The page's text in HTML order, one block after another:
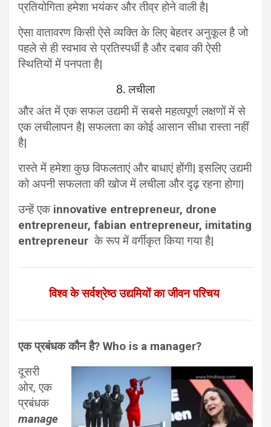
प्रतियोगिता हमेशा भयंकर और तीव्र होने वाली है|
ऐसा वातावरण किसी ऐसे व्यक्ति के लिए बेहतर अनुकूल है जो
पहले से ही स्वभाव से प्रतिस्पर्धी है और दबाव की ऐसी
स्थितियों में पनपता है|
8. लचीला
और अंत में एक सफल उद्यमी में सबसे महत्वपूर्ण लक्षणों में से
एक लचीलापन है| सफलता का कोई आसान सीधा रास्ता नहीं
है|
रास्ते में हमेशा कुछ विफलताएं और बाधाएं होंगी| इसलिए उद्यमी
को अपनी सफलता की खोज में लचीला और दृढ़ रहना होगा|
उन्हें एक innovative entrepreneur, drone
entrepreneur, fabian entrepreneur, imitating
entrepreneur के रूप में वर्गीकृत किया गया है|
विश्व के सर्वश्रेष्ठ उद्यमियों का जीवन परिचय
एक प्रबंधक कौन है? Who is a manager?
दूसरी
ओर, एक
प्रबंधक
manage